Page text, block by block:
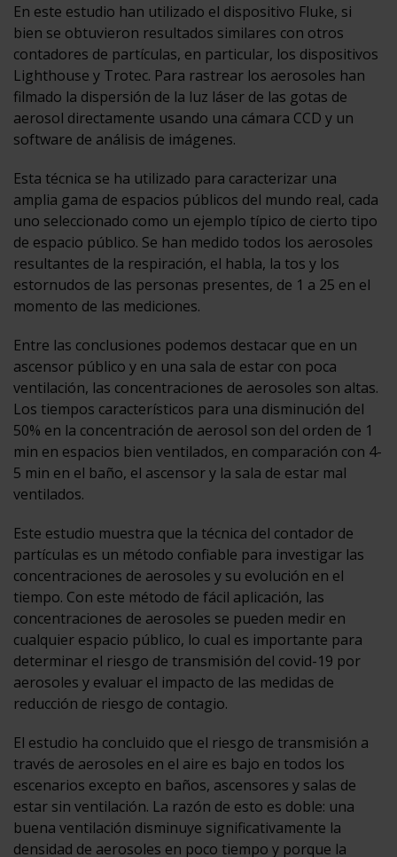
En este estudio han utilizado el dispositivo Fluke, si
bien se obtuvieron resultados similares con otros
contadores de partículas, en particular, los dispositivos
Lighthouse y Trotec. Para rastrear los aerosoles han
filmado la dispersión de la luz láser de las gotas de
aerosol directamente usando una cámara CCD y un
software de análisis de imágenes.
Esta técnica se ha utilizado para caracterizar una
amplia gama de espacios públicos del mundo real, cada
uno seleccionado como un ejemplo típico de cierto tipo
de espacio público. Se han medido todos los aerosoles
resultantes de la respiración, el habla, la tos y los
estornudos de las personas presentes, de 1 a 25 en el
momento de las mediciones.
Entre las conclusiones podemos destacar que en un
ascensor público y en una sala de estar con poca
ventilación, las concentraciones de aerosoles son altas.
Los tiempos característicos para una disminución del
50% en la concentración de aerosol son del orden de 1
min en espacios bien ventilados, en comparación con 4-
5 min en el baño, el ascensor y la sala de estar mal
ventilados.
Este estudio muestra que la técnica del contador de
partículas es un método confiable para investigar las
concentraciones de aerosoles y su evolución en el
tiempo. Con este método de fácil aplicación, las
concentraciones de aerosoles se pueden medir en
cualquier espacio público, lo cual es importante para
determinar el riesgo de transmisión del covid-19 por
aerosoles y evaluar el impacto de las medidas de
reducción de riesgo de contagio.
El estudio ha concluido que el riesgo de transmisión a
través de aerosoles en el aire es bajo en todos los
escenarios excepto en baños, ascensores y salas de
estar sin ventilación. La razón de esto es doble: una
buena ventilación disminuye significativamente la
densidad de aerosoles en poco tiempo y porque la